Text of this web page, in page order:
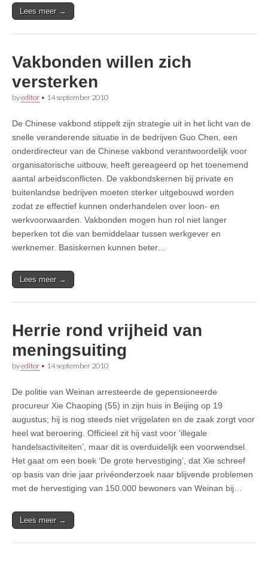
Lees meer →
Vakbonden willen zich
versterken
byeditor • 14 september 2010
De Chinese vakbond stippelt zijn strategie uit in het licht van de
snelle veranderende situatie in de bedrijven Guo Chen, een
onderdirecteur van de Chinese vakbond verantwoordelijk voor
organisatorische uitbouw, heeft gereageerd op het toenemend
aantal arbeidsconflicten. De vakbondskernen bij private en
buitenlandse bedrijven moeten sterker uitgebouwd worden
zodat ze effectief kunnen onderhandelen over loon- en
werkvoorwaarden. Vakbonden mogen hun rol niet langer
beperken tot die van bemiddelaar tussen werkgever en
werknemer. Basiskernen kunnen beter…
Lees meer →
Herrie rond vrijheid van
meningsuiting
byeditor • 14 september 2010
De politie van Weinan arresteerde de gepensioneerde
procureur Xie Chaoping (55) in zijn huis in Beijing op 19
augustus; hij is nog steeds niet vrijgelaten en de zaak zorgt voor
heel wat beroering. Officieel zit hij vast voor ‘illegale
handelsactiviteiten’, maar dit is overduidelijk een voorwendsel.
Het gaat om een boek ‘De grote hervestiging’, dat Xie schreef
op basis van drie jaar privéonderzoek naar blijvende problemen
met de hervestiging van 150.000 bewoners van Weinan bij…
Lees meer →